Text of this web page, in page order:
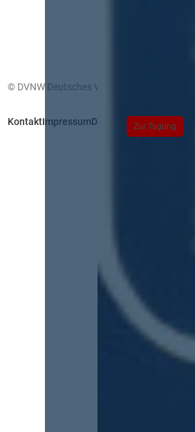
Zur Tagung
© DVNW Deutsches Vergabenetzwerk GmbH
KontaktImpressumDatenschutz